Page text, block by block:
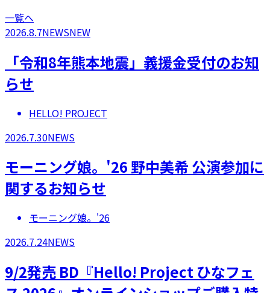
一覧へ
2026.8.7NEWSNEW
「令和8年熊本地震」義援金受付のお知
らせ
HELLO! PROJECT
2026.7.30NEWS
モーニング娘。'26 野中美希 公演参加に
関するお知らせ
モーニング娘。'26
2026.7.24NEWS
9/2発売 BD『Hello! Project ひなフェ